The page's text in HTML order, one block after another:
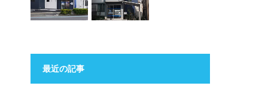
最近の記事